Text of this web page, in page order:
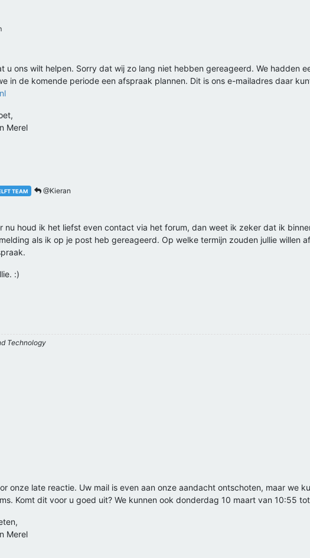
u ons wilt helpen. Sorry dat wij zo lang niet hebben gereageerd. We hadden
in de komende periode een afspraak plannen. Dit is ons e-mailadres daar
Merel
TEAM @Kieran
nu houd ik het liefst even contact via het forum, dan weet ik zeker dat ik
als ik op je post heb gereageerd. Op welke termijn zouden jullie willen
:)
Technology
onze late reactie. Uw mail is even aan onze aandacht ontschoten, maar we
Komt dit voor u goed uit? We kunnen ook donderdag 10 maart van 10:55
Merel